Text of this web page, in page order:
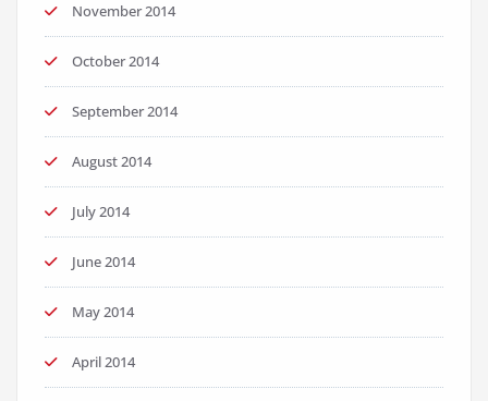
November 2014
October 2014
September 2014
August 2014
July 2014
June 2014
May 2014
April 2014